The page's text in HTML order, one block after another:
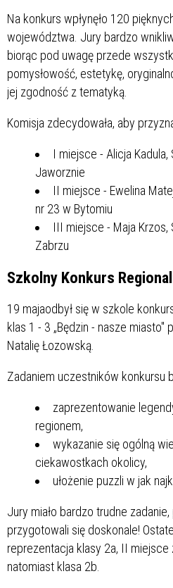
Na konkurs wpłynęło 120
województwa. Jury bardzo
biorąc pod uwagę przede
pomysłowość, estetykę,
jej zgodność z tematyką.
Komisja zdecydowała, aby
I miejsce - Alicja
Jaworznie
II miejsce - Ewelina
nr 23 w Bytomiu
III miejsce - Maja Krzos,
Zabrzu
Szkolny Konkurs
19 majaodbył się w szkole
klas 1 - 3 „Będzin - nasze
Natalię Łozowską.
Zadaniem uczestników konkursu
zaprezentowanie
regionem,
wykazanie się ogólną
ciekawostkach okolicy,
ułożenie puzzli w jak
Jury miało bardzo trudne
przygotowali się doskonale!
reprezentacja klasy 2a, II miejsce
natomiast klasa 2b.